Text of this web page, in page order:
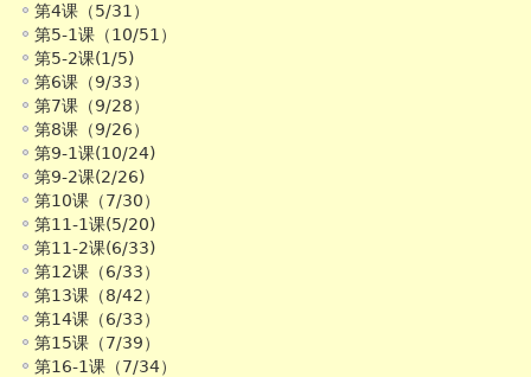
第4课（5/31）
第5-1课（10/51）
第5-2课(1/5)
第6课（9/33）
第7课（9/28）
第8课（9/26）
第9-1课(10/24)
第9-2课(2/26)
第10课（7/30）
第11-1课(5/20)
第11-2课(6/33)
第12课（6/33）
第13课（8/42）
第14课（6/33）
第15课（7/39）
第16-1课（7/34）